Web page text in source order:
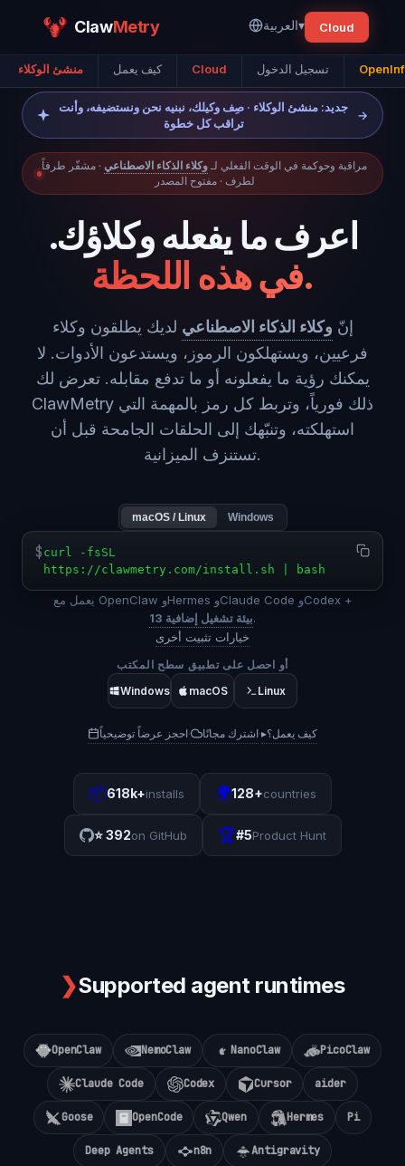
ClawMetry العربية▾ Cloud
منشئ الوكلاء كيف يعمل تسجيل الدخول
جديد: منشئ الوكلاء · صِف وكيلك، نبنيه نحن ونستضيفه، وأنت
تراقب كل خطوة
→
مراقبة وحوكمة في الوقت الفعلي لـ وكلاء الذكاء الاصطناعي · مشفّر طرفاً
لطرف · مفتوح المصدر
اعرف ما يفعله وكلاؤك.
في هذه اللحظة.
إنّ وكلاء الذكاء الاصطناعي لديك يطلقون وكلاء
فرعيين، ويستهلكون الرموز، ويستدعون الأدوات. لا
يمكنك رؤية ما يفعلونه أو ما تدفع مقابله. تعرض لك
ClawMetry ذلك فورياً، وتربط كل رمز بالمهمة التي
استهلكته، وتنبّهك إلى الحلقات الجامحة قبل أن
تستنزف الميزانية.
macOS / Linux Windows
$ curl -fsSL
https://clawmetry.com/install.sh | bash
يعمل مع OpenClaw وHermes وClaude Code وCodex +
13 بيئة تشغيل إضافية.
خيارات تثبيت أخرى
أو احصل على تطبيق سطح المكتب
Windows
macOS Linux
احجز عرضاً توضيحياً· اشترك مجانًا·▸كيف يعمل؟
📦618k+installs 🌍128+countries
⭐392on GitHub 🏆#5Product Hunt
❯Supported agent runtimes
OpenClaw NemoClaw NanoClaw PicoClaw
Claude Code Codex Cursor aider
Goose OpenCode Qwen Hermes Pi
Deep Agents n8n Antigravity